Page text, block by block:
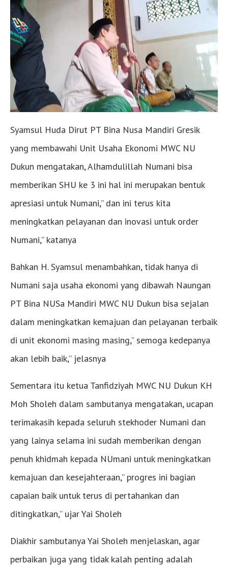
Syamsul Huda Dirut PT Bina Nusa Mandiri Gresik
yang membawahi Unit Usaha Ekonomi MWC NU
Dukun mengatakan, Alhamdulillah Numani bisa
memberikan SHU ke 3 ini hal ini merupakan bentuk
apresiasi untuk Numani,” dan ini terus kita
meningkatkan pelayanan dan inovasi untuk order
Numani,” katanya
Bahkan H. Syamsul menambahkan, tidak hanya di
Numani saja usaha ekonomi yang dibawah Naungan
PT Bina NUSa Mandiri MWC NU Dukun bisa sejalan
dalam meningkatkan kemajuan dan pelayanan terbaik
di unit ekonomi masing masing,” semoga kedepanya
akan lebih baik,” jelasnya
Sementara itu ketua Tanfidziyah MWC NU Dukun KH
Moh Sholeh dalam sambutanya mengatakan, ucapan
terimakasih kepada seluruh stekhoder Numani dan
yang lainya selama ini sudah memberikan dengan
penuh khidmah kepada NUmani untuk meningkatkan
kemajuan dan kesejahteraan,” progres ini bagian
capaian baik untuk terus di pertahankan dan
ditingkatkan,” ujar Yai Sholeh
Diakhir sambutanya Yai Sholeh menjelaskan, agar
perbaikan juga yang tidak kalah penting adalah